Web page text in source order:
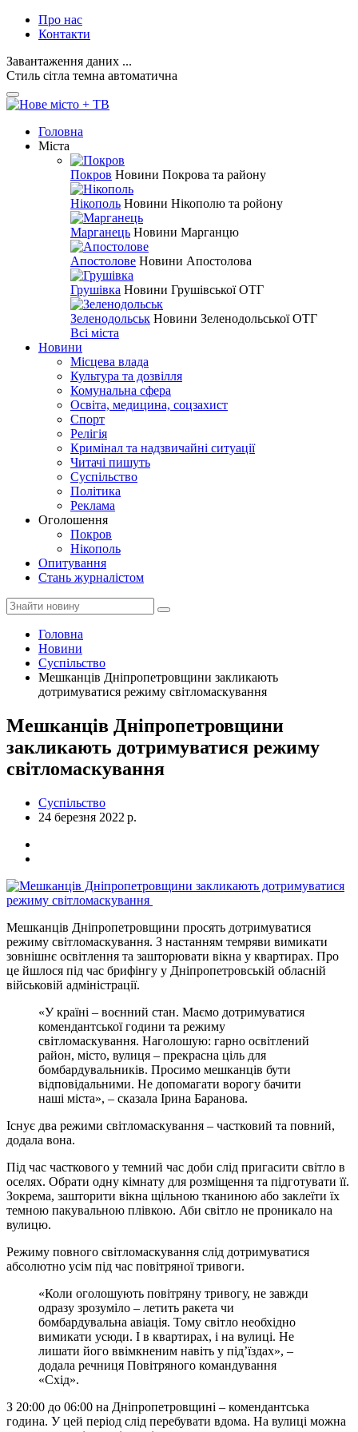
Про нас
Контакти
Завантаження даних ...
Стиль сітла темна автоматична
Головна
Міста
Покров Новини Покрова та району
Нікополь Новини Нікополю та ройону
Марганець Новини Марганцю
Апостолове Новини Апостолова
Грушівка Новини Грушівської ОТГ
Зеленодольськ Новини Зеленодольської ОТГ
Всі міста
Новини
Місцева влада
Культура та дозвілля
Комунальна сфера
Освіта, медицина, соцзахист
Спорт
Релігія
Кримінал та надзвичайні ситуації
Читачі пишуть
Суспільство
Політика
Реклама
Оголошення
Покров
Нікополь
Опитування
Стань журналістом
Головна
Новини
Суспільство
Мешканців Дніпропетровщини закликають
дотримуватися режиму світломаскування
Мешканців Дніпропетровщини
закликають дотримуватися режиму
світломаскування
Суспільство
24 березня 2022 р.
Мешканців Дніпропетровщини просять дотримуватися
режиму світломаскування. З настанням темряви вимикати
зовнішнє освітлення та зашторювати вікна у квартирах. Про
це йшлося під час брифінгу у Дніпропетровській обласній
військовій адміністрації.
«У країні – воєнний стан. Маємо дотримуватися
комендантської години та режиму
світломаскування. Наголошую: гарно освітлений
район, місто, вулиця – прекрасна ціль для
бомбардувальників. Просимо мешканців бути
відповідальними. Не допомагати ворогу бачити
наші міста», – сказала Ірина Баранова.
Існує два режими світломаскування – частковий та повний,
додала вона.
Під час часткового у темний час доби слід пригасити світло в
оселях. Обрати одну кімнату для розміщення та підготувати її.
Зокрема, зашторити вікна щільною тканиною або заклеїти їх
темною пакувальною плівкою. Аби світло не проникало на
вулицю.
Режиму повного світломаскування слід дотримуватися
абсолютно усім під час повітряної тривоги.
«Коли оголошують повітряну тривогу, не завжди
одразу зрозуміло – летить ракета чи
бомбардувальна авіація. Тому світло необхідно
вимикати усюди. І в квартирах, і на вулиці. Не
лишати його ввімкненим навіть у під’їздах», –
додала речниця Повітряного командування
«Схід».
З 20:00 до 06:00 на Дніпропетровщині – комендантська
година. У цей період слід перебувати вдома. На вулиці можна